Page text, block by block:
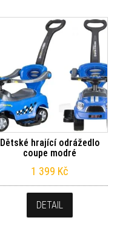
Dětské hrající odrážedlo
coupe modré
1 399 Kč
DETAIL